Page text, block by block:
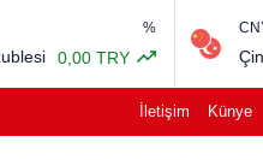
Çin Yuanı 0,00 TRY
İletişim Künye